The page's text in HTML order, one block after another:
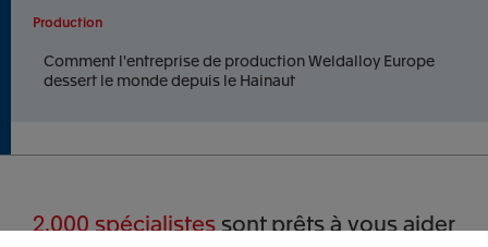
Production
Comment l'entreprise de production Weldalloy Europe
dessert le monde depuis le Hainaut
2.000 spécialistes sont prêts à vous aider